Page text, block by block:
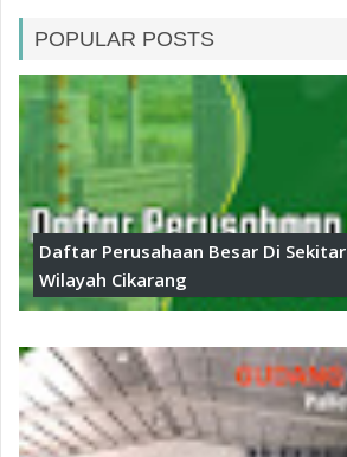
POPULAR POSTS
Daftar Perusahaan Besar Di Sekitar
Wilayah Cikarang